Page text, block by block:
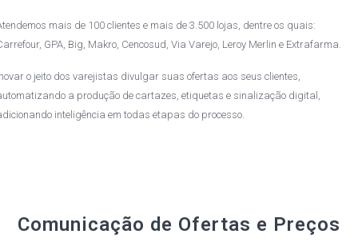
mais de 100 clientes e mais de 3.500 lojas, dentre os quais:
GPA, Big, Makro, Cencosud, Via Varejo, Leroy Merlin e Extrafarma.
o jeito dos varejistas divulgar suas ofertas aos seus clientes,
a produção de cartazes, etiquetas e sinalização digital,
inteligência em todas etapas do processo.
Comunicação de Ofertas e Preços